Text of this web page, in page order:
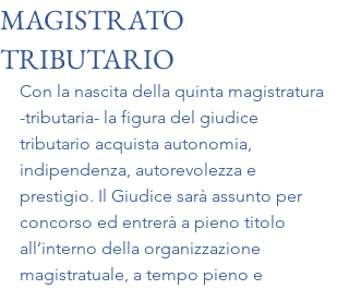
MAGISTRATO
TRIBUTARIO
Con la nascita della quinta magistratura
-tributaria- la figura del giudice
tributario acquista autonomia,
indipendenza, autorevolezza e
prestigio. Il Giudice sarà assunto per
concorso ed entrerà a pieno titolo
all’interno della organizzazione
magistratuale, a tempo pieno e